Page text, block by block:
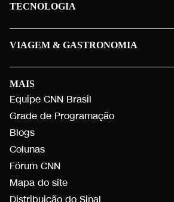
MAIS
Equipe CNN Brasil
Grade de Programação
Blogs
Colunas
Fórum CNN
Mapa do site
Distribuição do Sinal
TECNOLOGIA
VIAGEM & GASTRONOMIA